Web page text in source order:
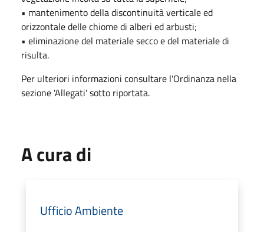
• mantenimento della discontinuità verticale ed
orizzontale delle chiome di alberi ed arbusti;
• eliminazione del materiale secco e del materiale di
risulta.
Per ulteriori informazioni consultare l'Ordinanza nella
sezione 'Allegati' sotto riportata.
A cura di
Ufficio Ambiente